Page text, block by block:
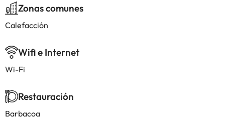
Zonas comunes
Calefacción
Wifi e Internet
Wi-Fi
Restauración
Barbacoa